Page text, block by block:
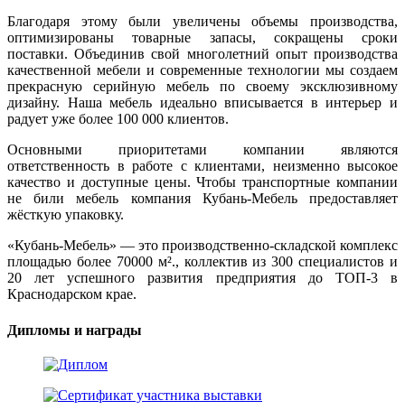
Благодаря этому были увеличены объемы производства,
оптимизированы товарные запасы, сокращены сроки
поставки. Объединив свой многолетний опыт производства
качественной мебели и современные технологии мы создаем
прекрасную серийную мебель по своему эксклюзивному
дизайну. Наша мебель идеально вписывается в интерьер и
радует уже более 100 000 клиентов.
Основными приоритетами компании являются
ответственность в работе с клиентами, неизменно высокое
качество и доступные цены. Чтобы транспортные компании
не били мебель компания Кубань-Мебель предоставляет
жёсткую упаковку.
«Кубань-Мебель» — это производственно-складской комплекс
площадью более 70000 м²., коллектив из 300 специалистов и
20 лет успешного развития предприятия до ТОП-3 в
Краснодарском крае.
Дипломы и награды